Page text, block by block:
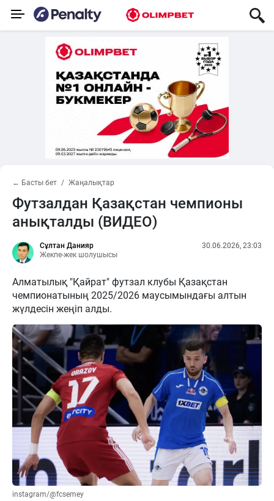
← Басты бет Жаңалықтар
Футзалдан Қазақстан чемпионы
анықталды (ВИДЕО)
Сұлтан Данияр
Жекпе-жек шолушысы
30.06.2026, 23:03
Алматылық "Қайрат" футзал клубы Қазақстан
чемпионатының 2025/2026 маусымындағы алтын
жүлдесін жеңіп алды.
instagram/@fcsemey